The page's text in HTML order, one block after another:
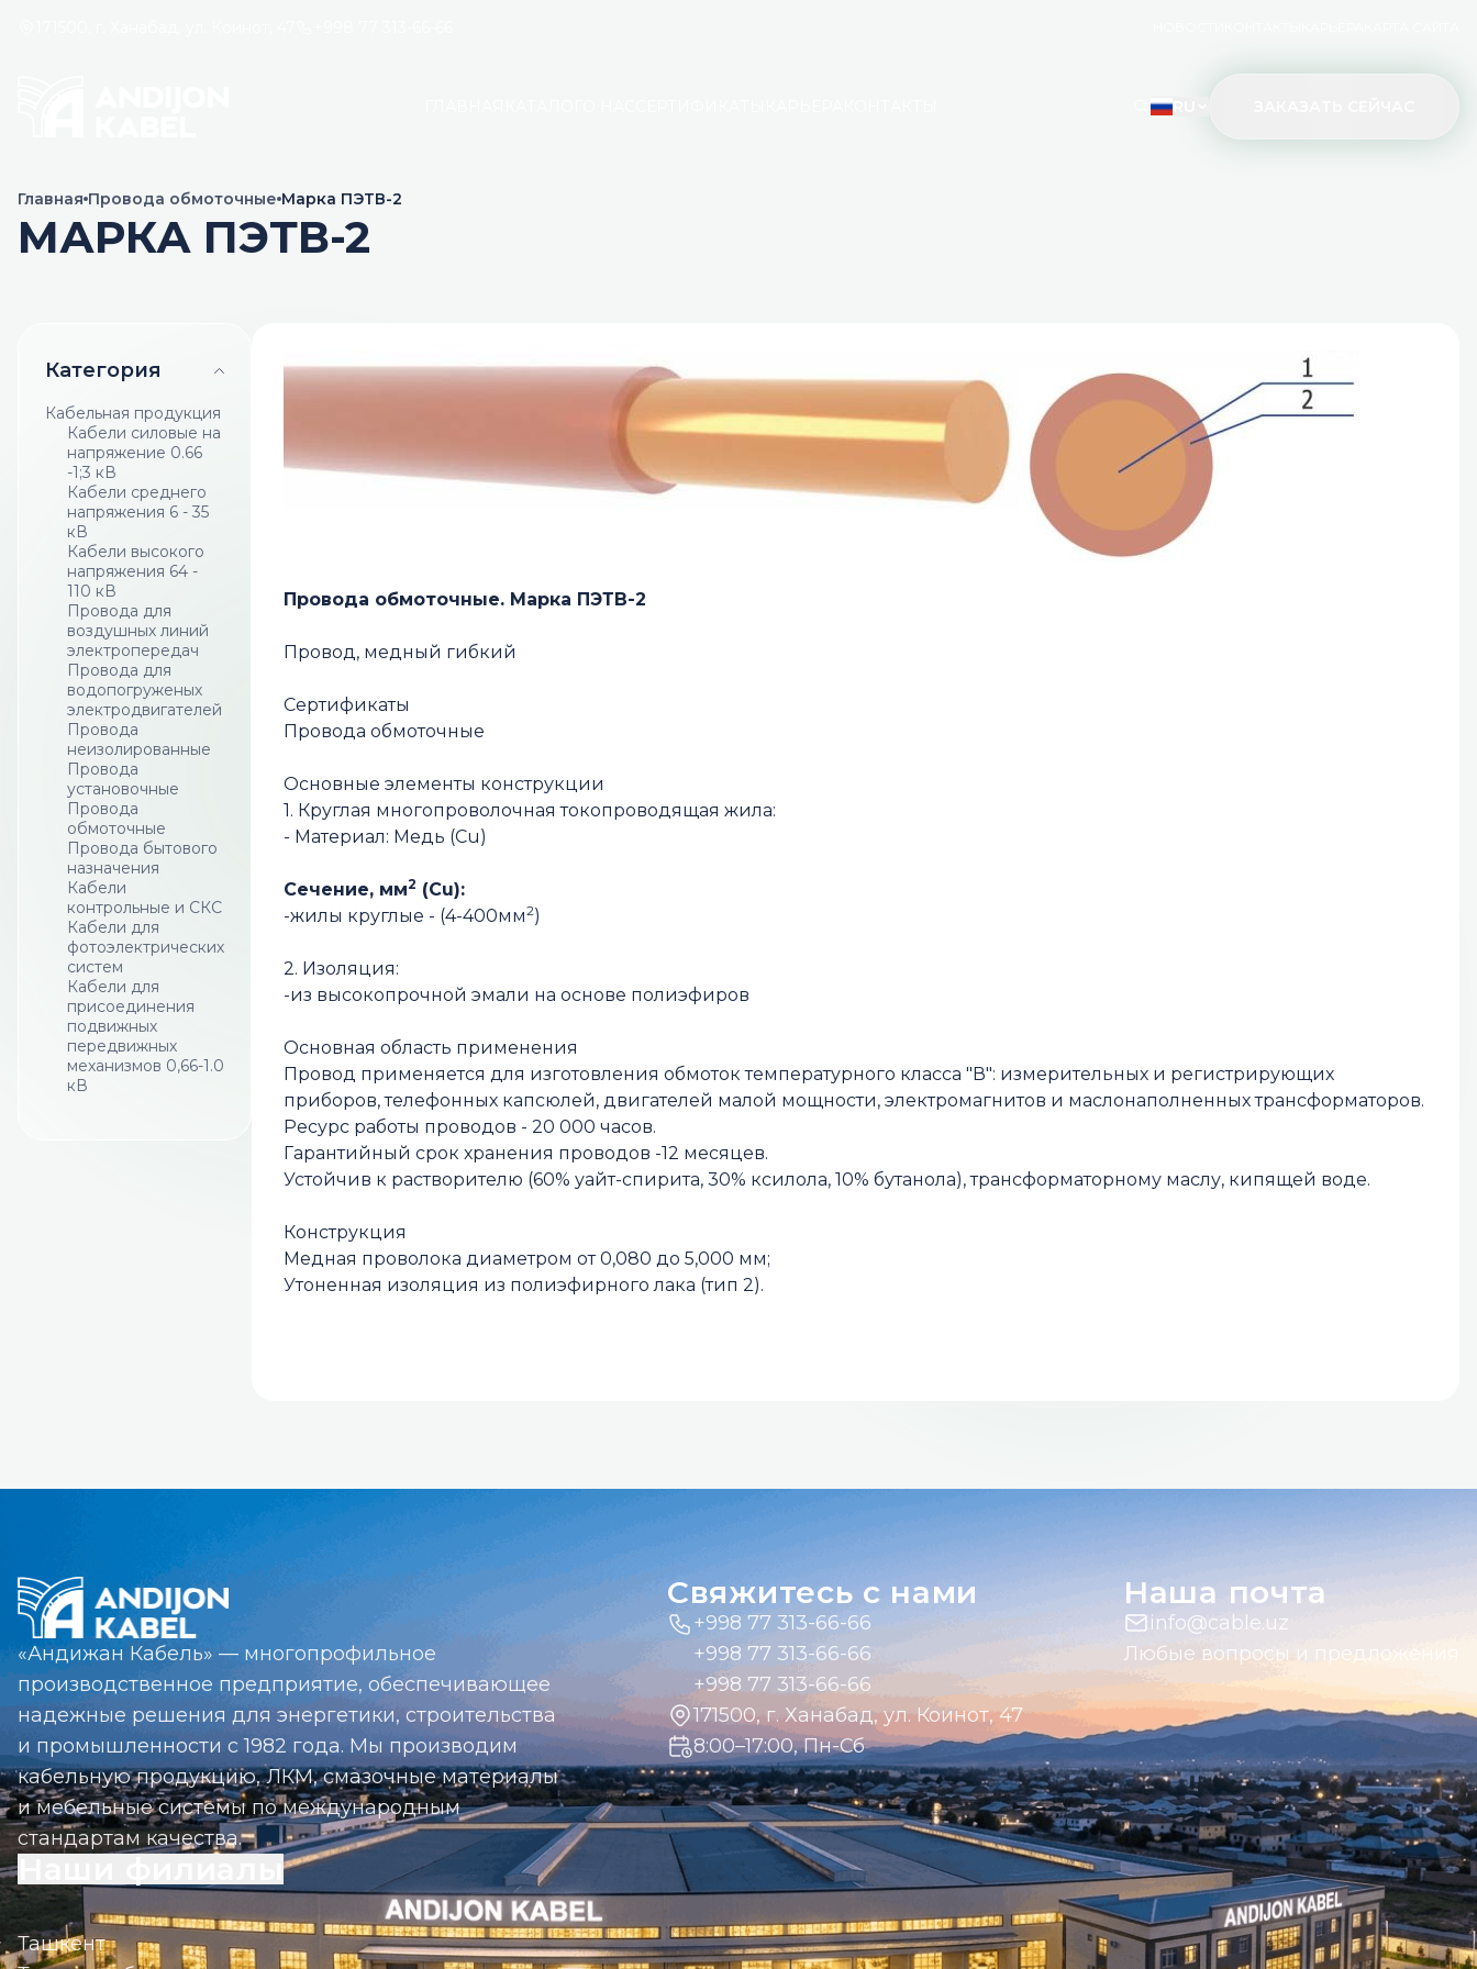
Главная Провода обмоточные Марка ПЭТВ-2
МАРКА ПЭТВ-2
Категория
Кабельная продукция
Кабели силовые на
напряжение 0.66
-1;3 кВ
Кабели среднего
напряжения 6 - 35
кВ
Кабели высокого
напряжения 64 -
110 кВ
Провода для
воздушных линий
электропередач
Провода для
водопогруженых
электродвигателей
Провода
неизолированные
Провода
установочные
Провода
обмоточные
Провода бытового
назначения
Кабели
контрольные и СКС
Кабели для
фотоэлектрических
систем
Кабели для
присоединения
подвижных
передвижных
механизмов 0,66-1.0
кВ
Провода обмоточные. Марка ПЭТВ-2
Провод, медный гибкий
Сертификаты
Провода обмоточные
Основные элементы конструкции
1. Круглая многопроволочная токопроводящая жила:
- Материал: Медь (Cu)
Сечение, мм2 (Cu):
-жилы круглые - (4-400мм2)
2. Изоляция:
-из высокопрочной эмали на основе полиэфиров
Основная область применения
Провод примeняeтcя для изготовления обмоток температурного класса "В": измерительных и регистрирующих
приборов, телефонных капсюлей, двигателей малой мощности, электромагнитов и маслонаполненных трансформаторов.
Ресурс работы проводов - 20 000 часов.
Гарантийный срок хранения проводов -12 месяцев.
Устойчив к растворителю (60% уайт-спирита, 30% ксилола, 10% бутанола), трансформаторному маслу, кипящей воде.
Конструкция
Медная проволока диаметром от 0,080 до 5,000 мм;
Утоненная изоляция из полиэфирного лака (тип 2).
«Андижан Кабель» — многопрофильное
производственное предприятие, обеспечивающее
надежные решения для энергетики, строительства
и промышленности с 1982 года. Мы производим
кабельную продукцию, ЛКМ, смазочные материалы
и мебельные системы по международным
стандартам качества.
Свяжитесь с нами
+998 77 313-66-66
+998 77 313-66-66
+998 77 313-66-66
171500, г. Ханабад, ул. Коинот, 47
8:00–17:00, Пн-Сб
Наша почта
info@cable.uz
Любые вопросы и предложения
Наши филиалы
Ташкент